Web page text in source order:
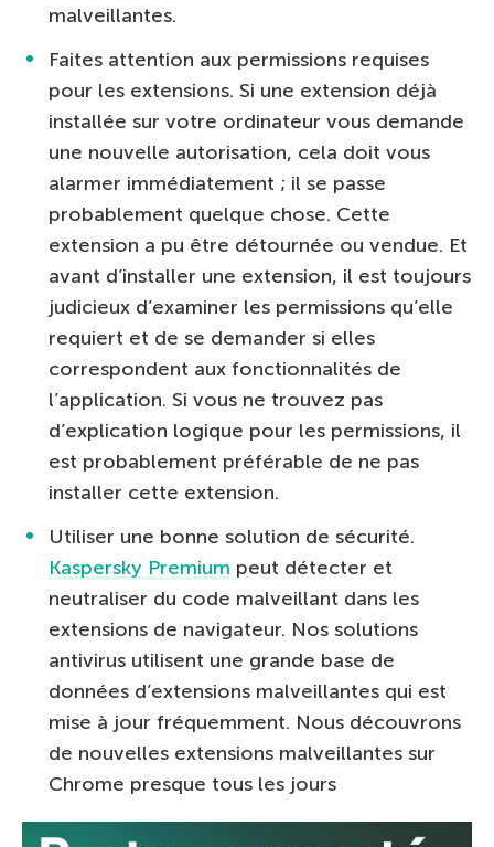
malveillantes.
Faites attention aux permissions requises
pour les extensions. Si une extension déjà
installée sur votre ordinateur vous demande
une nouvelle autorisation, cela doit vous
alarmer immédiatement ; il se passe
probablement quelque chose. Cette
extension a pu être détournée ou vendue. Et
avant d’installer une extension, il est toujours
judicieux d’examiner les permissions qu’elle
requiert et de se demander si elles
correspondent aux fonctionnalités de
l’application. Si vous ne trouvez pas
d’explication logique pour les permissions, il
est probablement préférable de ne pas
installer cette extension.
Utiliser une bonne solution de sécurité.
Kaspersky Premium peut détecter et
neutraliser du code malveillant dans les
extensions de navigateur. Nos solutions
antivirus utilisent une grande base de
données d’extensions malveillantes qui est
mise à jour fréquemment. Nous découvrons
de nouvelles extensions malveillantes sur
Chrome presque tous les jours